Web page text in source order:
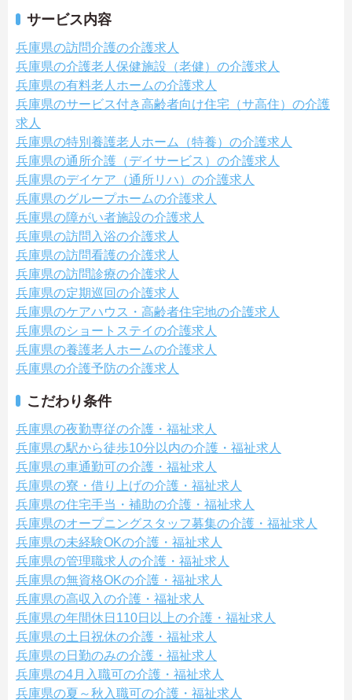
サービス内容
兵庫県の訪問介護の介護求人
兵庫県の介護老人保健施設（老健）の介護求人
兵庫県の有料老人ホームの介護求人
兵庫県のサービス付き高齢者向け住宅（サ高住）の介護
求人
兵庫県の特別養護老人ホーム（特養）の介護求人
兵庫県の通所介護（デイサービス）の介護求人
兵庫県のデイケア（通所リハ）の介護求人
兵庫県のグループホームの介護求人
兵庫県の障がい者施設の介護求人
兵庫県の訪問入浴の介護求人
兵庫県の訪問看護の介護求人
兵庫県の訪問診療の介護求人
兵庫県の定期巡回の介護求人
兵庫県のケアハウス・高齢者住宅地の介護求人
兵庫県のショートステイの介護求人
兵庫県の養護老人ホームの介護求人
兵庫県の介護予防の介護求人
こだわり条件
兵庫県の夜勤専従の介護・福祉求人
兵庫県の駅から徒歩10分以内の介護・福祉求人
兵庫県の車通勤可の介護・福祉求人
兵庫県の寮・借り上げの介護・福祉求人
兵庫県の住宅手当・補助の介護・福祉求人
兵庫県のオープニングスタッフ募集の介護・福祉求人
兵庫県の未経験OKの介護・福祉求人
兵庫県の管理職求人の介護・福祉求人
兵庫県の無資格OKの介護・福祉求人
兵庫県の高収入の介護・福祉求人
兵庫県の年間休日110日以上の介護・福祉求人
兵庫県の土日祝休の介護・福祉求人
兵庫県の日勤のみの介護・福祉求人
兵庫県の4月入職可の介護・福祉求人
兵庫県の夏～秋入職可の介護・福祉求人